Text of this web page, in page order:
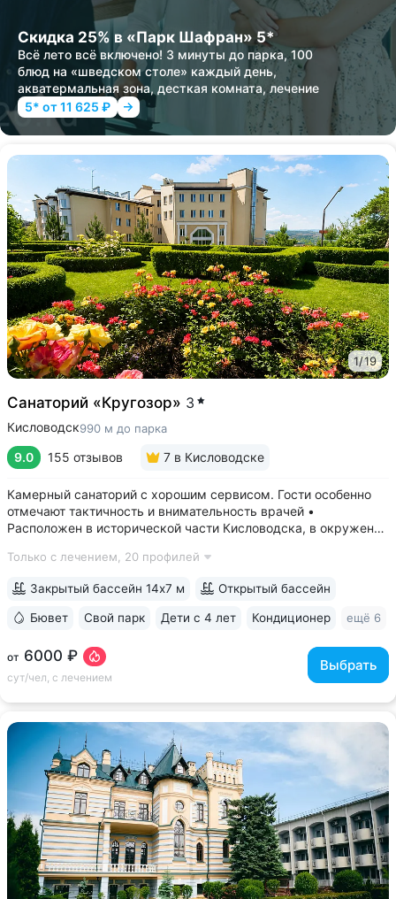
Скидка 25% в «Парк Шафран» 5*
Всё лето всё включено! 3 минуты до парка, 100
блюд на «шведском столе» каждый день,
акватермальная зона, десткая комната, лечение
5* от 11 625 ₽
1/19
Санаторий «Кругозор» 3
Кисловодск990 м до парка
9.0 155 отзывов 7 в Кисловодске
Камерный санаторий с хорошим сервисом. Гости особенно
отмечают тактичность и внимательность врачей •
Расположен в исторической части Кисловодска, в окружении
лестницы и входа в Курортный парк • Территория 3,2 га
Только с лечением, 20 профилей
от 6000 ₽
сут/чел, с лечением
Выбрать
Закрытый бассейн 14х7 м Открытый бассейн
Бювет Свой парк Дети с 4 лет Кондиционер ещё 6